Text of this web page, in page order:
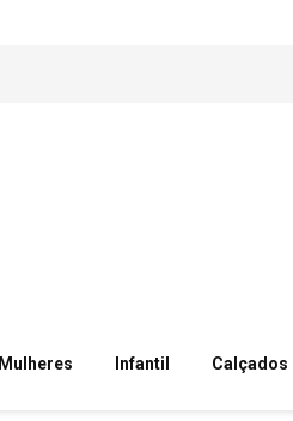
Mulheres Infantil Calçados